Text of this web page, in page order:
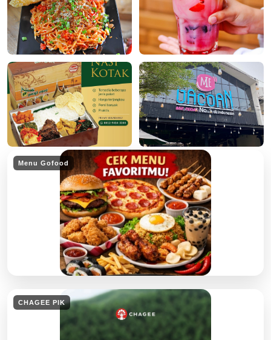
Menu Gofood
CHAGEE PIK